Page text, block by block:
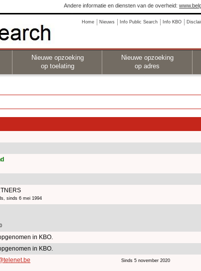
Andere informatie en diensten van de overheid:
Home Nieuws Info Public Search Info KBO
Nieuwe opzoeking
op toelating
Nieuwe opzoeking
op adres
sinds 6 mei 1994
in KBO.
in KBO.
Sinds 5 november 2020